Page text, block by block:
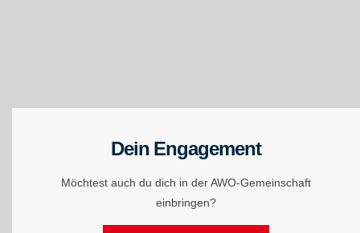
Dein Engagement
Möchtest auch du dich in der AWO-Gemeinschaft
einbringen?